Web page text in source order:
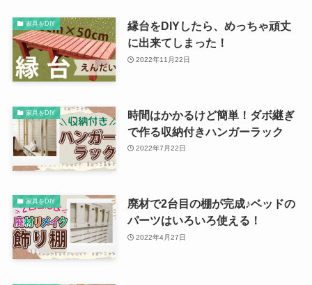
家具をDIY
縁台をDIYしたら、めっちゃ頑丈
に出来てしまった！
2022年11月22日
家具をDIY
時間はかかるけど簡単！ダボ継ぎ
で作る収納付きハンガーラック
2022年7月22日
家具をDIY
廃材で2台目の棚が完成♪ベッドの
パーツはいろいろ使える！
2022年4月27日